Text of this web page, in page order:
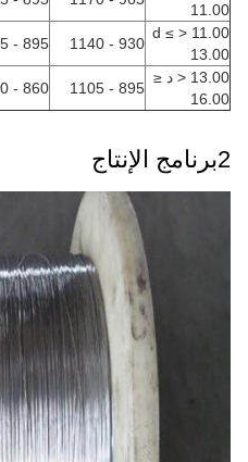
11.00
11.00 < d ≤
13.00
930 - 1140
895 - 1105
13.00 < د ≤
16.00
895 - 1105
860 - 1070
2برنامج الإنتاج